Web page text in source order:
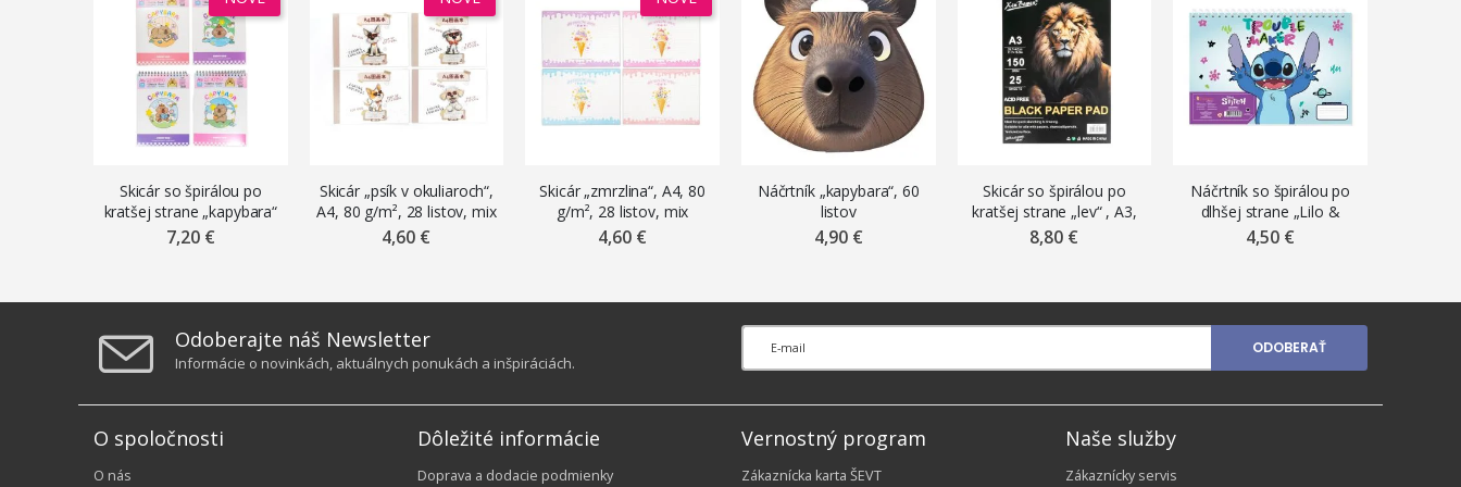
Skicár so špirálou po
kratšej strane „kapybara“
, A4, 100 g/m², 45 listov,
mix motívov
7,20 €
Skicár „psík v okuliaroch“,
A4, 80 g/m², 28 listov, mix
motívov
4,60 €
Skicár „zmrzlina“, A4, 80
g/m², 28 listov, mix
motívov
4,60 €
Náčrtník „kapybara“, 60
listov
4,90 €
Skicár so špirálou po
kratšej strane „lev“ , A3,
150 g/m², 25 čiernych
listov
8,80 €
Náčrtník so špirálou po
dlhšej strane „Lilo &
Stitch“ , A4, 30 listov
4,50 €
Odoberajte náš Newsletter
Informácie o novinkách, aktuálnych ponukách a inšpiráciách.
ODOBERAŤ
O spoločnosti
O nás
Dôležité informácie
Doprava a dodacie podmienky
Vernostný program
Zákaznícka karta ŠEVT
Naše služby
Zákaznícky servis